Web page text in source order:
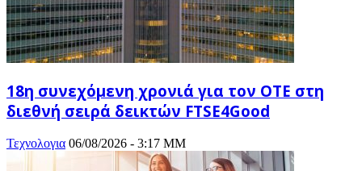
18η συνεχόμενη χρονιά για τον ΟΤΕ στη
διεθνή σειρά δεικτών FTSE4Good
Τεχνολογια 06/08/2026 - 3:17 ΜΜ